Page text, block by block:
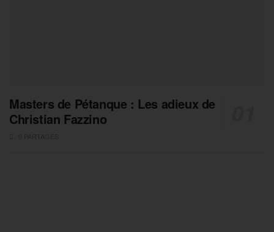
Masters de Pétanque : Les adieux de
Christian Fazzino